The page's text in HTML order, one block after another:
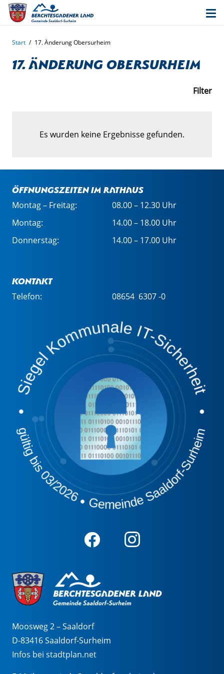
Start / 17. Änderung Obersurheim
17. Änderung Obersurheim
Filter
Es wurden keine Ergebnisse gefunden.
Öffnungszeiten im Rathaus
Montag – Freitag:
08.00 – 12.30 Uhr
Montag:
14.00 – 18.00 Uhr
Donnerstag:
14.00 – 17.00 Uhr
Kontakt
Telefon: 08654 6307 -0
Moosweg 2 – Saaldorf
D-83416 Saaldorf-Surheim
Infos bei stadtplan.net